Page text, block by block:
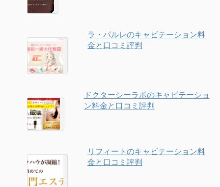
ラ・パルレのキャビテーション料
金と口コミ評判
ドクターシーラボのキャビテーショ
ン料金と口コミ評判
リフィートのキャビテーション料
金と口コミ評判